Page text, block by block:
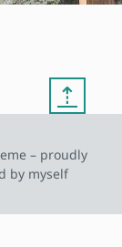
⇡
– proudly
by myself